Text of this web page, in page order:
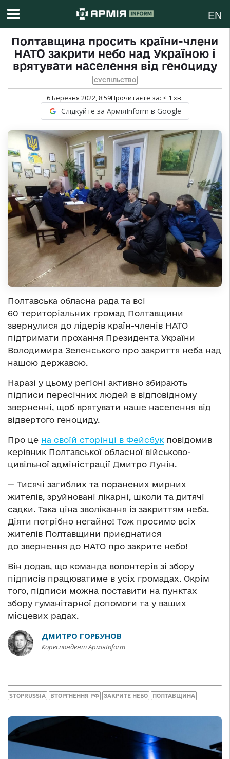
EN
Полтавщина просить країни-члени
НАТО закрити небо над Україною і
врятувати населення від геноциду
СУСПІЛЬСТВО
6 Березня 2022, 8:59Прочитаєте за: < 1 хв.
Слідкуйте за АрміяInform в Google
Полтавська обласна рада та всі
60 територіальних громад Полтавщини
звернулися до лідерів країн-членів НАТО
підтримати прохання Президента України
Володимира Зеленського про закриття неба над
нашою державою.
Наразі у цьому регіоні активно збирають
підписи пересічних людей в відповідному
зверненні, щоб врятувати наше населення від
відвертого геноциду.
Про це на своїй сторінці в Фейсбук повідомив
керівник Полтавської обласної військово-
цивільної адміністрації Дмитро Лунін.
— Тисячі загиблих та поранених мирних
жителів, зруйновані лікарні, школи та дитячі
садки. Така ціна зволікання із закриттям неба.
Діяти потрібно негайно! Тож просимо всіх
жителів Полтавщини приєднатися
до звернення до НАТО про закрите небо!
Він додав, що команда волонтерів зі збору
підписів працюватиме в усіх громадах. Окрім
того, підписи можна поставити на пунктах
збору гуманітарної допомоги та у ваших
місцевих радах.
ДМИТРО ГОРБУНОВ
Кореспондент АрміяInform
STOPRUSSIA ВТОРГНЕННЯ РФ ЗАКРИТЕ НЕБО ПОЛТАВЩИНА